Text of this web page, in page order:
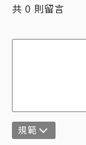
共 0 則留言
規範